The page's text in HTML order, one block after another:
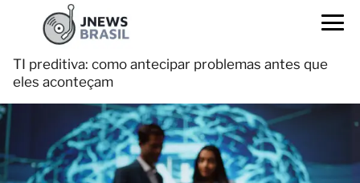
TI preditiva: como antecipar problemas antes que
eles aconteçam